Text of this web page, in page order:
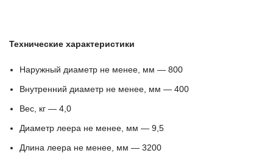
Технические характеристики
Наружный диаметр не менее, мм — 800
Внутренний диаметр не менее, мм — 400
Вес, кг — 4,0
Диаметр леера не менее, мм — 9,5
Длина леера не менее, мм — 3200